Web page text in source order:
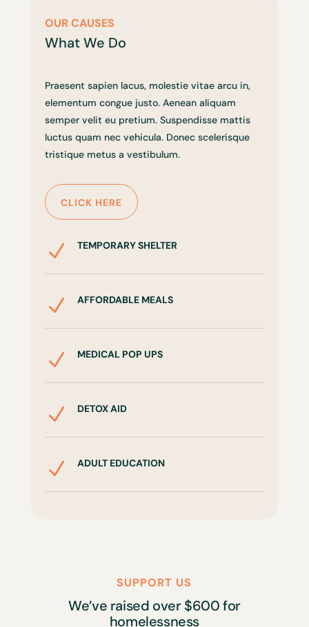
OUR CAUSES
What We Do
Praesent sapien lacus, molestie vitae arcu in,
elementum congue justo. Aenean aliquam
semper velit eu pretium. Suspendisse mattis
luctus quam nec vehicula. Donec scelerisque
tristique metus a vestibulum.
CLICK HERE
N TEMPORARY SHELTER
N AFFORDABLE MEALS
N MEDICAL POP UPS
N DETOX AID
N ADULT EDUCATION
SUPPORT US
We’ve raised over $600 for
homelessness